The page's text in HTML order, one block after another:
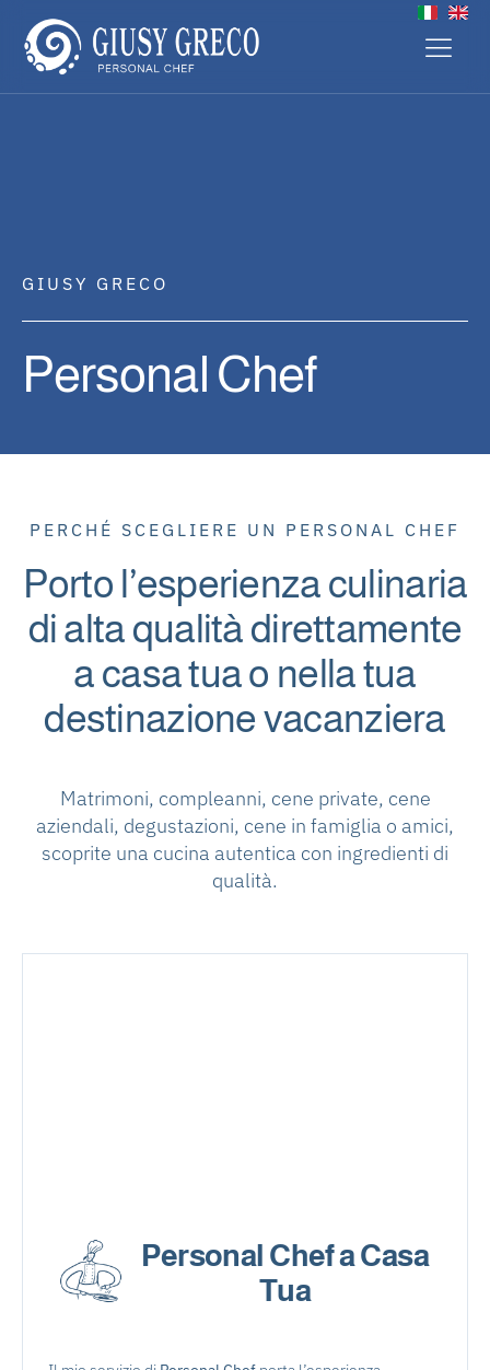
GIUSY GRECO
Personal Chef
PERCHÉ SCEGLIERE UN PERSONAL CHEF
Porto l’esperienza culinaria
di alta qualità direttamente
a casa tua o nella tua
destinazione vacanziera
Matrimoni, compleanni, cene private, cene
aziendali, degustazioni, cene in famiglia o amici,
scoprite una cucina autentica con ingredienti di
qualità.
Personal Chef a Casa
Tua